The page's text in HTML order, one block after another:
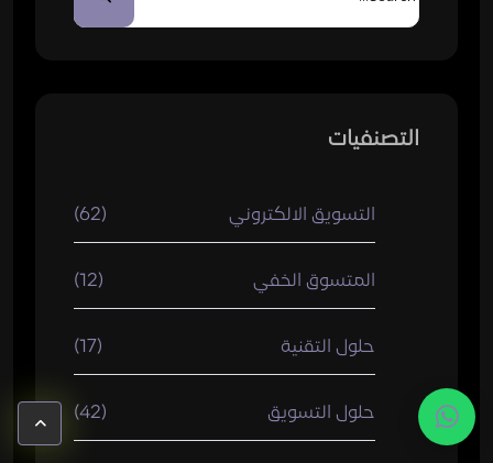
التصنفيات
التسويق الالكتروني (62)
المتسوق الخفي (12)
حلول التقنية (17)
حلول التسويق (42)